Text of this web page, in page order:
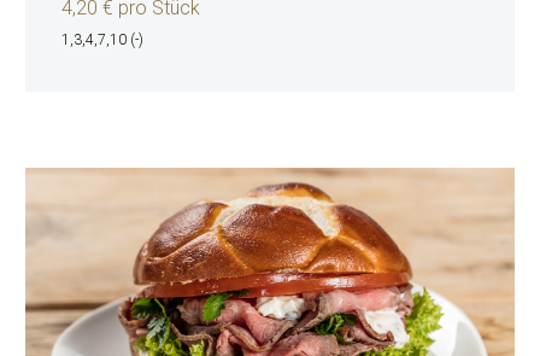
4,20 € pro Stück
1,3,4,7,10 (-)